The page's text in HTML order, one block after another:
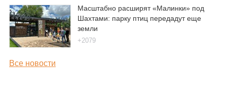
Масштабно расширят «Малинки» под
Шахтами: парку птиц передадут еще
земли
+2079
Все новости